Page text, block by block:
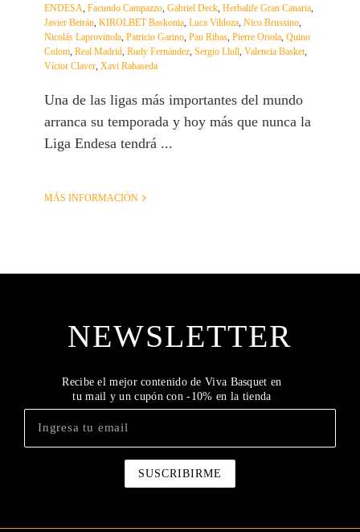
ENDESA Facundo Campazzo Gabriel Deck Herbalife Gran Canaria
Javier Beirán KIROLBET Baskonia Luca Vildoza Nico Brussino
Nicolás Laprovittola Patricio Garino Pau Ribas Pierre Oriola Quino
Colom Real Madrid Rudy Fernández Sergio Llull Valencia Basket
Víctor Claver Xavi Rabaseda
Una de las ligas más importantes del mundo
arranca su temporada y hoy más que nunca la
Liga Endesa tendrá ...
MÁS INFORMACIÓN
NEWSLETTER
Recibe el mejor contenido de Viva Basquet en
tu mail y un cupón con -10% en la tienda